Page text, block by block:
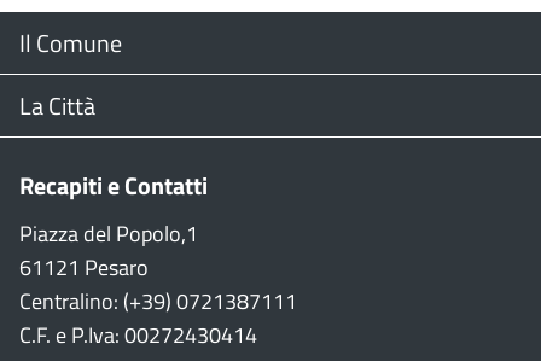
Menu
Footer
Il Comune
Il Sindaco
Consiglio Comunale
CON
Garante persone con disabilità
La Città
Stradario
WiFi
Città della Musica
Recapiti e Contatti
Piazza del Popolo,1
61121 Pesaro
Centralino: (+39) 0721387111
C.F. e P.Iva: 00272430414